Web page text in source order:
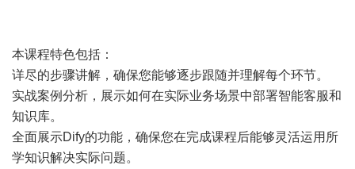
本课程特色包括：
详尽的步骤讲解，确保您能够逐步跟随并理解每个环节。
实战案例分析，展示如何在实际业务场景中部署智能客服和
知识库。
全面展示Dify的功能，确保您在完成课程后能够灵活运用所
学知识解决实际问题。